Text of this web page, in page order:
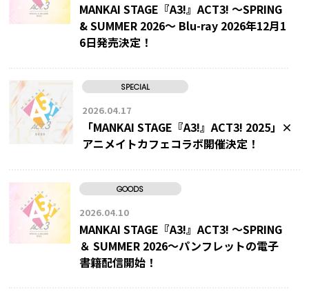
MANKAI STAGE『A3!』ACT3! ～SPRING
& SUMMER 2026～ Blu-ray 2026年12月1
6日発売決定！
SPECIAL
2026.04.17
「MANKAI STAGE『A3!』ACT3! 2025」×
アニメイトカフェコラボ開催決定！
GOODS
2026.04.10
MANKAI STAGE『A3!』ACT3! ～SPRING
＆ SUMMER 2026～パンフレットの電子
書籍配信開始！